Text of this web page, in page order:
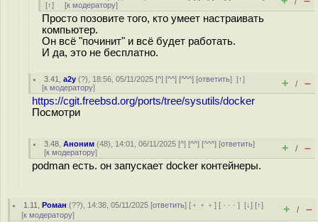
[↑] [к модератору]
Просто позовите того, кто умеет настраивать
компьютер.
Он всё "починит" и всё будет работать.
И да, это не бесплатно.
3.41 ,a2y (?), 18:56, 05/11/2025 [^] [^^] [^^^] [ответить][↑]
[к модератору] + / –
https://cgit.freebsd.org/ports/tree/sysutils/docker
Посмотри
3.48 ,Аноним (48), 14:01, 06/11/2025 [^] [^^] [^^^] [ответить]
[к модератору] + / –
podman есть. он запускает docker контейнеры.
1.11 ,Роман (??), 14:38, 05/11/2025 [ответить] [ ﹢﹢﹢] [ · · ·][↓] [↑]
[к модератору] + / –